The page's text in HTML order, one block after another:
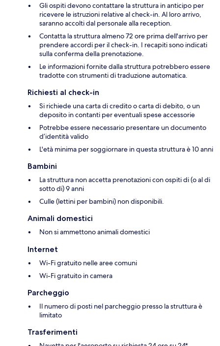
Gli ospiti devono contattare la struttura in anticipo per
ricevere le istruzioni relative al check-in. Al loro arrivo,
saranno accolti dal personale alla reception.
Contatta la struttura almeno 72 ore prima dell'arrivo per
prendere accordi per il check-in. I recapiti sono indicati
sulla conferma della prenotazione.
Le informazioni fornite dalla struttura potrebbero essere
tradotte con strumenti di traduzione automatica.
Richiesti al check-in
Si richiede una carta di credito o carta di debito, o un
deposito in contanti per eventuali spese accessorie
Potrebbe essere necessario presentare un documento
d’identità valido
L'età minima per soggiornare in questa struttura è 10 anni
Bambini
La struttura non accetta prenotazioni con ospiti di (o al di
sotto di) 9 anni
Culle (lettini per bambini) non disponibili.
Animali domestici
Non si ammettono animali domestici
Internet
Wi-Fi gratuito nelle aree comuni
Wi-Fi gratuito in camera
Parcheggio
Il numero di posti nel parcheggio presso la struttura è
limitato
Trasferimenti